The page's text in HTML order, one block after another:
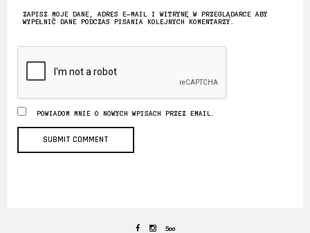
ZAPISZ MOJE DANE, ADRES E-MAIL I WITRYNĘ W PRZEGLĄDARCE ABY
WYPEŁNIĆ DANE PODCZAS PISANIA KOLEJNYCH KOMENTARZY.
POWIADOM MNIE O NOWYCH WPISACH PRZEZ EMAIL.